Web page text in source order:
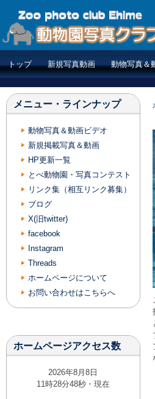
トップ 新規写真動画 動物写真＆
メニュー・ラインナップ
動物写真＆動画ビデオ
新規掲載写真＆動画
HP更新一覧
とべ動物園・写真コンテスト
リンク集（相互リンク募集）
ブログ
X(旧twitter)
facebook
Instagram
Threads
ホームページについて
お問い合わせはこちらへ
ホームページアクセス数
2026年8月8日
11時28分48秒・現在